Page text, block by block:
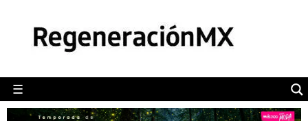
☰
POLÍTICA
CAMALEÓN